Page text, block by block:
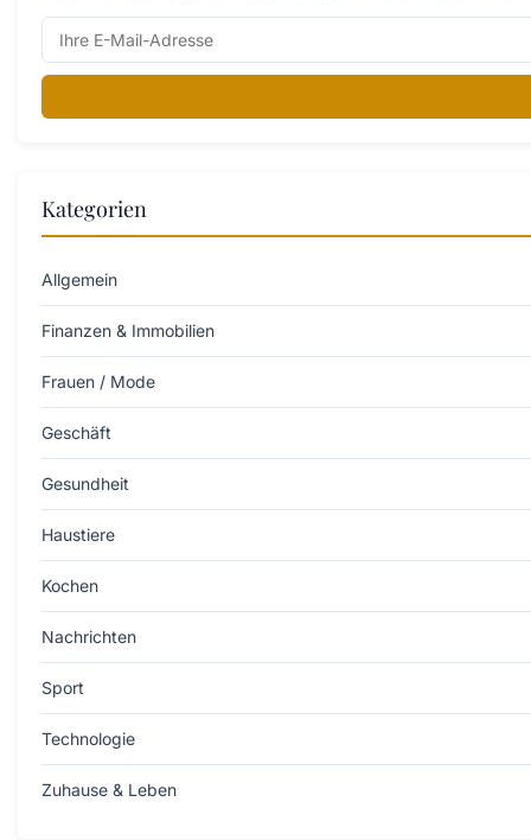
Kategorien
Allgemein
Finanzen & Immobilien
Frauen / Mode
Geschäft
Gesundheit
Haustiere
Kochen
Nachrichten
Sport
Technologie
Zuhause & Leben